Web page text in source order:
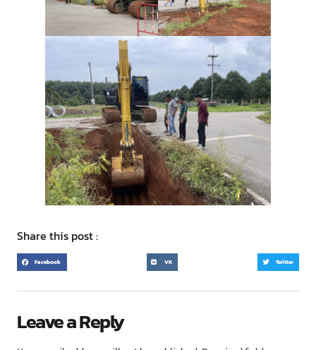
Share this post :
Facebook VK Twitter
Leave a Reply